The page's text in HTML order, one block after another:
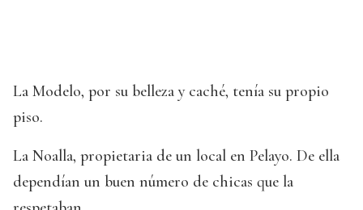
La Modelo, por su belleza y caché, tenía su propio
piso.
La Noalla, propietaria de un local en Pelayo. De ella
dependían un buen número de chicas que la